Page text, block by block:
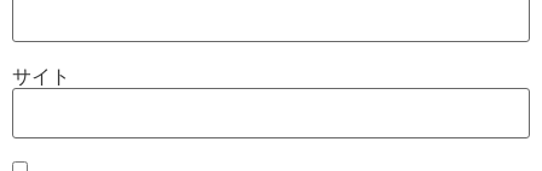
サイト